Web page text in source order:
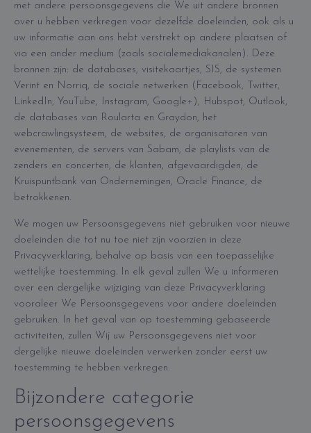
met andere persoonsgegevens die We uit andere bronnen
over u hebben verkregen voor dezelfde doeleinden, ook als u
uw informatie aan ons hebt verstrekt op andere plaatsen of
via een ander medium (zoals socialemediakanalen). Deze
bronnen zijn: de databases, visitekaartjes, SIS, de systemen
Verint en Norriq, de sociale netwerken (Facebook, Twitter,
LinkedIn, YouTube, Instagram, Google+), Hubspot, Outlook,
de databases van Roularta en Graydon, het
webcrawlingsysteem, de websites, de organisatoren van
evenementen, de servers van Sabam, de playlists van de
zenders en concerten, de klanten, afgevaardigden, de
Kruispuntbank van Ondernemingen, Oracle Finance, de
betrokkenen.
We mogen uw Persoonsgegevens niet gebruiken voor nieuwe
doeleinden die tot nu toe niet zijn voorzien in deze
Privacyverklaring, behalve op basis van een toepasselijke
wettelijke toestemming. In elk geval zullen We u informeren
over een dergelijke wijziging van deze Privacyverklaring
vooraleer We Persoonsgegevens voor andere doeleinden
gebruiken. In het geval van op toestemming gebaseerde
activiteiten, zullen Wij uw Persoonsgegevens niet voor
dergelijke nieuwe doeleinden verwerken zonder eerst uw
toestemming te hebben verkregen.
Bijzondere categorie
persoonsgegevens